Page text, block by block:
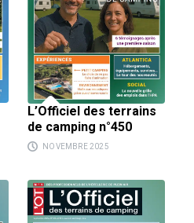
L’Officiel des terrains
de camping n°450
NOVEMBRE 2025